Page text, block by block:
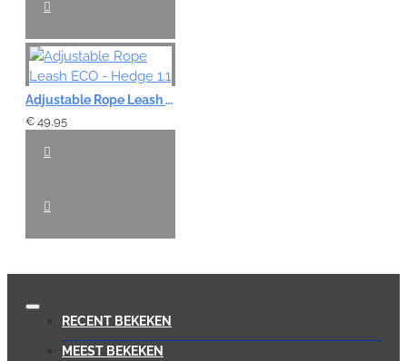
Adjustable Rope Leash ECO - Hedge 1.1
€ 49,95
RECENT BEKEKEN
MEEST BEKEKEN